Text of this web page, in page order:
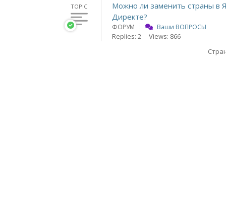
TOPIC
Можно ли заменить страны в
Директе?
ФОРУМ Ваши ВОПРОСЫ
Replies: 2
Views: 866